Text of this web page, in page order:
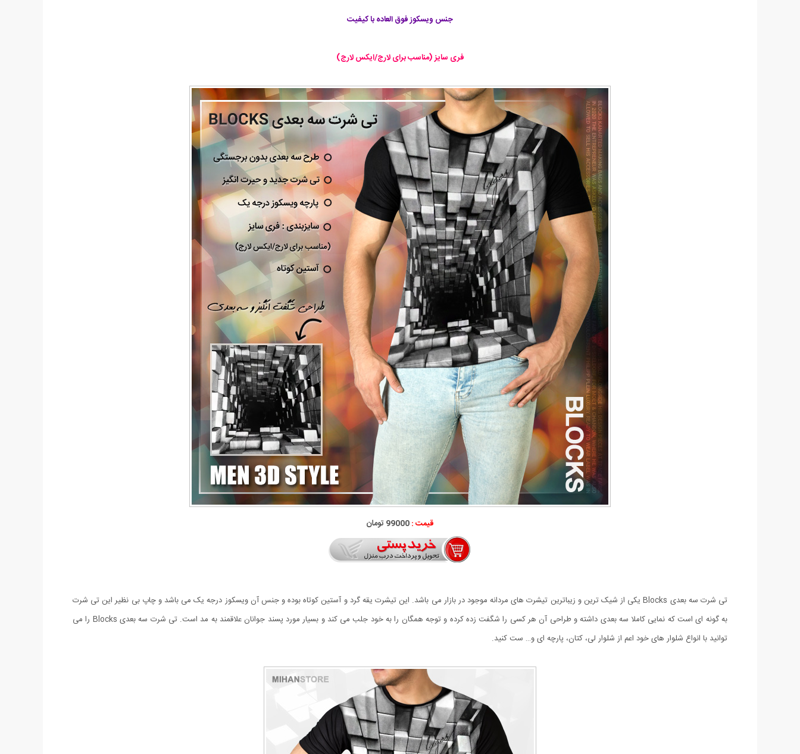
جنس ویسکوز فوق العاده با کیفیت
فری سایز (مناسب برای لارج/ایکس لارج)
قیمت :99000 تومان
تی شرت سه بعدی Blocks یکی از شیک ترین و زیباترین تیشرت های مردانه موجود در بازار می باشد‏.‏ این تیشرت یقه گرد و آستین کوتاه بوده و جنس آن ویسکوز درجه یک می باشد و چاپ بی نظیر این تی شرت
به گونه ای است که نمایی کاملا سه بعدی داشته و طراحی آن هر کسی را شگفت زده کرده و توجه همگان را به خود جلب می کند و بسیار مورد پسند جوانان علاقمند به مد است‏.‏ تی شرت سه بعدی Blocks را می
توانید با انواع شلوار های خود اعم از شلوار لی، کتان، پارچه ای و… ست کنید‏.‏